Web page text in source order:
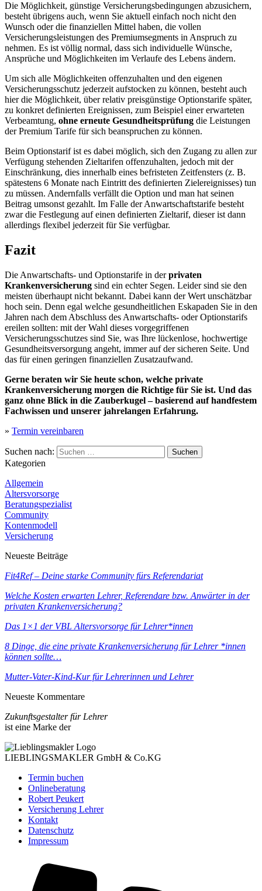
Die Möglichkeit, günstige Versicherungsbedingungen abzusichern,
besteht übrigens auch, wenn Sie aktuell einfach noch nicht den
Wunsch oder die finanziellen Mittel haben, die vollen
Versicherungsleistungen des Premiumsegments in Anspruch zu
nehmen. Es ist völlig normal, dass sich individuelle Wünsche,
Ansprüche und Möglichkeiten im Verlaufe des Lebens ändern.
Um sich alle Möglichkeiten offenzuhalten und den eigenen
Versicherungsschutz jederzeit aufstocken zu können, besteht auch
hier die Möglichkeit, über relativ preisgünstige Optionstarife später,
zu konkret definierten Ereignissen, zum Beispiel einer erwarteten
Verbeamtung, ohne erneute Gesundheitsprüfung die Leistungen
der Premium Tarife für sich beanspruchen zu können.
Beim Optionstarif ist es dabei möglich, sich den Zugang zu allen zur
Verfügung stehenden Zieltarifen offenzuhalten, jedoch mit der
Einschränkung, dies innerhalb eines befristeten Zeitfensters (z. B.
spätestens 6 Monate nach Eintritt des definierten Zielereignisses) tun
zu müssen. Andernfalls verfällt die Option und man hat seinen
Beitrag umsonst gezahlt. Im Falle der Anwartschaftstarife besteht
zwar die Festlegung auf einen definierten Zieltarif, dieser ist dann
allerdings flexibel jederzeit für Sie verfügbar.
Fazit
Die Anwartschafts- und Optionstarife in derprivaten
Krankenversicherung sind ein echter Segen. Leider sind sie den
meisten überhaupt nicht bekannt. Dabei kann der Wert unschätzbar
hoch sein. Denn egal welche gesundheitlichen Eskapaden Sie in den
Jahren nach dem Abschluss des Anwartschafts- oder Optionstarifs
ereilen sollten: mit der Wahl dieses vorgegriffenen
Versicherungsschutzes sind Sie, was Ihre lückenlose, hochwertige
Gesundheitsversorgung angeht, immer auf der sicheren Seite. Und
das für einen geringen finanziellen Zusatzaufwand.
Gerne beraten wir Sie heute schon, welche private
Krankenversicherung morgen die Richtige für Sie ist. Und das
ganz ohne Blick in die Zauberkugel – basierend auf handfestem
Fachwissen und unserer jahrelangen Erfahrung.
» Termin vereinbaren
Suchen nach:
Kategorien
Allgemein
Altersvorsorge
Beratungspezialist
Community
Kontenmodell
Versicherung
Neueste Beiträge
Fit4Ref – Deine starke Community fürs Referendariat
Welche Kosten erwarten Lehrer, Referendare bzw. Anwärter in der
privaten Krankenversicherung?
Das 1×1 der VBL Altersvorsorge für Lehrer*innen
8 Dinge, die eine private Krankenversicherung für Lehrer *innen
können sollte…
Mutter-Vater-Kind-Kur für Lehrerinnen und Lehrer
Neueste Kommentare
Zukunftsgestalter für Lehrer
ist eine Marke der
LIEBLINGSMAKLER GmbH & Co.KG
Termin buchen
Onlineberatung
Robert Peukert
Versicherung Lehrer
Kontakt
Datenschutz
Impressum